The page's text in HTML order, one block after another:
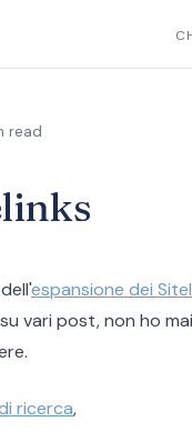
read
espansione dei
vari post, non ho
ricerca,